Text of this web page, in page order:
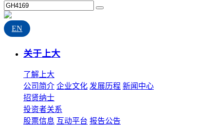
EN
关于上大
了解上大
公司简介 企业文化 发展历程 新闻中心
招贤纳士
投资者关系
股票信息 互动平台 报告公告